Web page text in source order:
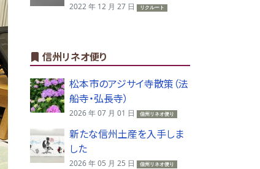
2022 年 12 月 27 日 リクルート
信州リネオ便り
松本市のアジサイ寺散策（法
船寺・弘長寺）
2026 年 07 月 01 日 信州リネオ便り
新たな信州土産を入手しま
した
2026 年 05 月 25 日 信州リネオ便り